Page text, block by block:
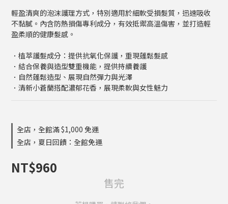
輕盈清爽的泡沫護理方式，特別適用於細軟受損髮質，迅速吸收
不黏膩。內含防熱損傷專利成分，有效抵禦高溫傷害，並打造輕
盈柔順的健康髮感。
．植萃護髮成分：提供抗氧化保護，重現蓬鬆髮感
．結合保養與造型雙重機能，提供持續養護
．自然蓬鬆造型、展現自然彈力與光澤
．清新小蒼蘭搭配濃郁花香，展現柔軟與女性魅力
全店，全館滿 $1,000 免運
全店，夏日回饋：全館免運
NT$960
售完